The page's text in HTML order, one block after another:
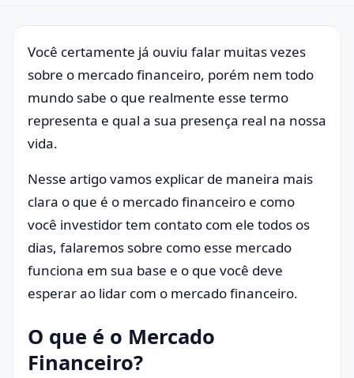
Você certamente já ouviu falar muitas vezes
sobre o mercado financeiro, porém nem todo
mundo sabe o que realmente esse termo
representa e qual a sua presença real na nossa
vida.
Nesse artigo vamos explicar de maneira mais
clara o que é o mercado financeiro e como
você investidor tem contato com ele todos os
dias, falaremos sobre como esse mercado
funciona em sua base e o que você deve
esperar ao lidar com o mercado financeiro.
O que é o Mercado
Financeiro?